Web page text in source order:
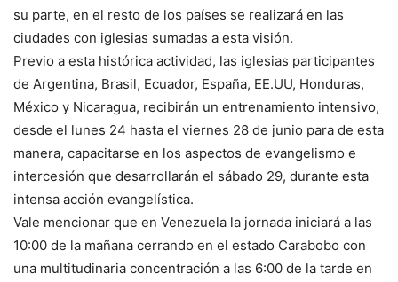
su parte, en el resto de los países se realizará en las
ciudades con iglesias sumadas a esta visión.
Previo a esta histórica actividad, las iglesias participantes
de Argentina, Brasil, Ecuador, España, EE.UU, Honduras,
México y Nicaragua, recibirán un entrenamiento intensivo,
desde el lunes 24 hasta el viernes 28 de junio para de esta
manera, capacitarse en los aspectos de evangelismo e
intercesión que desarrollarán el sábado 29, durante esta
intensa acción evangelística.
Vale mencionar que en Venezuela la jornada iniciará a las
10:00 de la mañana cerrando en el estado Carabobo con
una multitudinaria concentración a las 6:00 de la tarde en